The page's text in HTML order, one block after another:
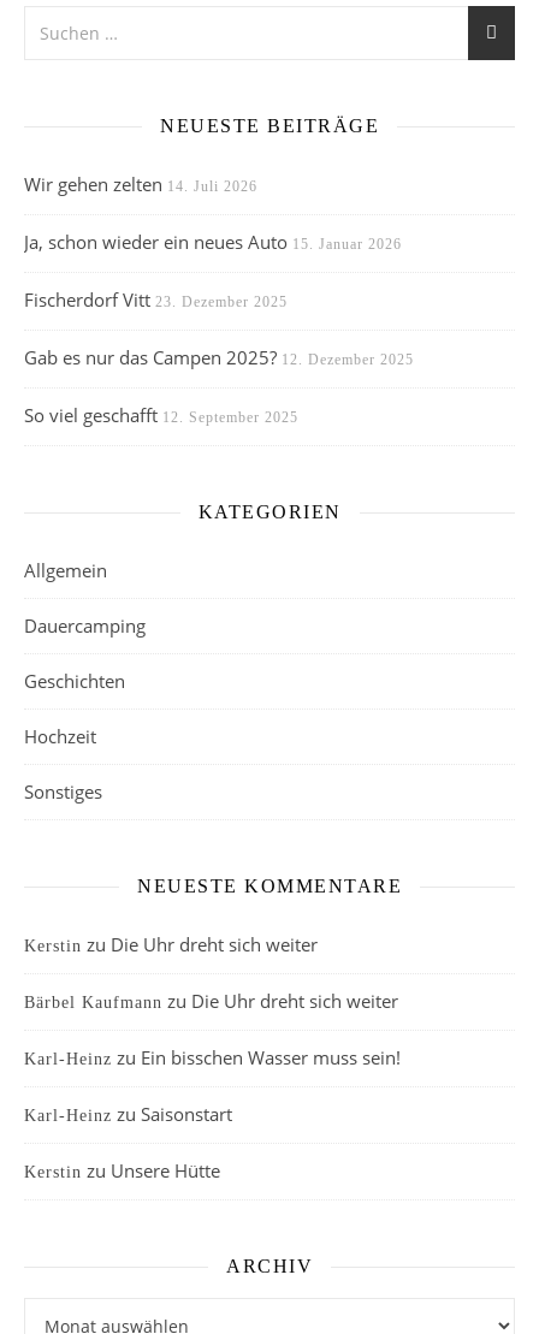
NEUESTE BEITRÄGE
Wir gehen zelten 14. Juli 2026
Ja, schon wieder ein neues Auto 15. Januar 2026
Fischerdorf Vitt 23. Dezember 2025
Gab es nur das Campen 2025? 12. Dezember 2025
So viel geschafft 12. September 2025
KATEGORIEN
Allgemein
Dauercamping
Geschichten
Hochzeit
Sonstiges
NEUESTE KOMMENTARE
Kerstin zu Die Uhr dreht sich weiter
Bärbel Kaufmann zu Die Uhr dreht sich weiter
Karl-Heinz zu Ein bisschen Wasser muss sein!
Karl-Heinz zu Saisonstart
Kerstin zu Unsere Hütte
ARCHIV